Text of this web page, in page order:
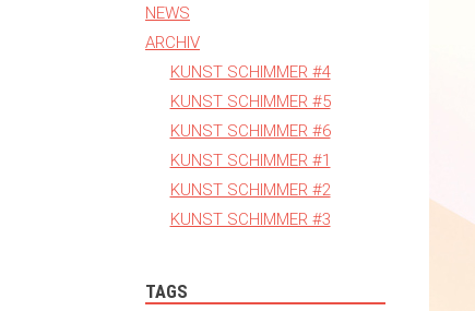
NEWS
ARCHIV
KUNST SCHIMMER #4
KUNST SCHIMMER #5
KUNST SCHIMMER #6
KUNST SCHIMMER #1
KUNST SCHIMMER #2
KUNST SCHIMMER #3
TAGS